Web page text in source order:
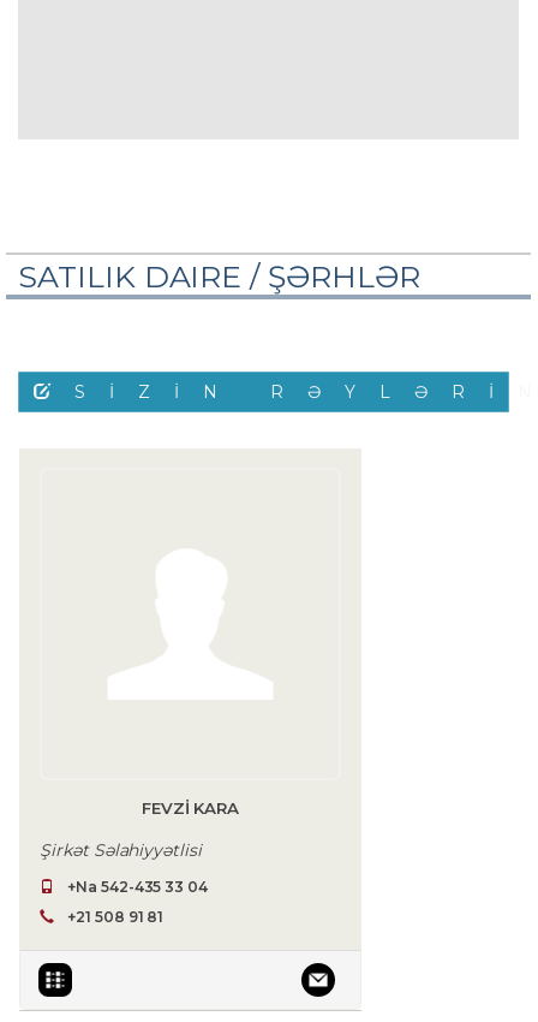
SATILIK DAIRE / ŞƏRHLƏR
SIZIN
FEVZI KARA
Şirkət Səlahiyyətlisi
+Na 542-435 33 04
+21 508 91 81